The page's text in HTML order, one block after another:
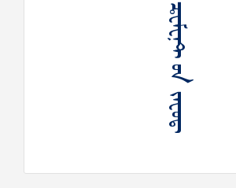
ᠼᠧᠮᠧᠨ᠋ᠲ ᠦᠨ ᠵᠠᠸᠣᠳ᠋